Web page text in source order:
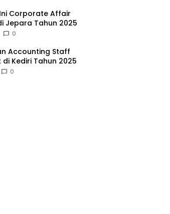
Corporate Affair
Jepara Tahun 2025
0
Accounting Staff
Kediri Tahun 2025
0